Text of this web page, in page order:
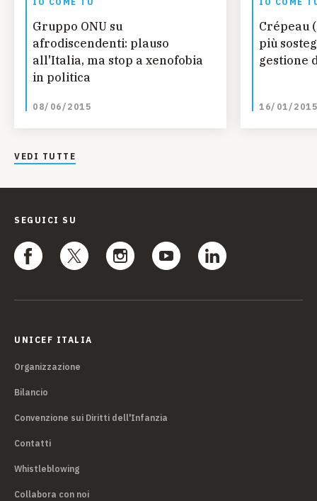
Gruppo ONU su
afrodiscendenti: plauso
all'Italia, ma stop a xenofobia
in politica
08/06/2015
Crépeau
più
gestione
16/01/2015
VEDI TUTTE
SEGUICI SU
UNICEF ITALIA
Organizzazione
Bilancio
Convenzione sui Diritti dell'Infanzia
Contatti
Whistleblowing
Collabora con noi